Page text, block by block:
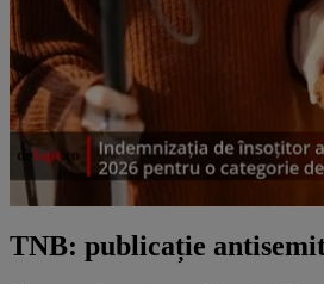
TNB: publicație